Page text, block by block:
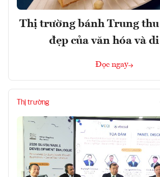
Thị trường bánh Trung
đẹp của văn hóa và
Đọc ngay
Thị trường